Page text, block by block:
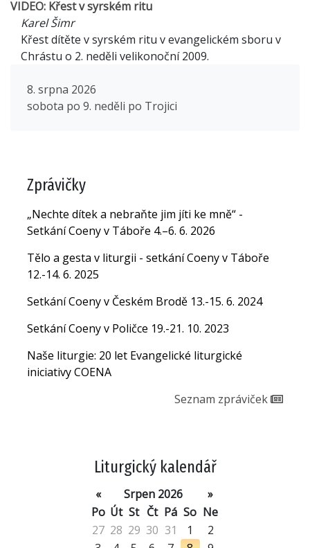
VIDEO: Křest v syrském ritu
Karel Šimr
Křest dítěte v syrském ritu v evangelickém sboru v
Chrástu o 2. neděli velikonoční 2009.
8. srpna 2026
sobota po 9. neděli po Trojici
Zprávičky
„Nechte dítek a nebraňte jim jíti ke mně“ -
Setkání Coeny v Táboře 4.–6. 6. 2026
Tělo a gesta v liturgii - setkání Coeny v Táboře
12.-14. 6. 2025
Setkání Coeny v Českém Brodě 13.-15. 6. 2024
Setkání Coeny v Poličce 19.-21. 10. 2023
Naše liturgie: 20 let Evangelické liturgické
iniciativy COENA
Seznam zpráviček
Liturgický kalendář
« Srpen 2026
»
Po Út St Čt Pá So Ne
27 28 29 30 31 1
2